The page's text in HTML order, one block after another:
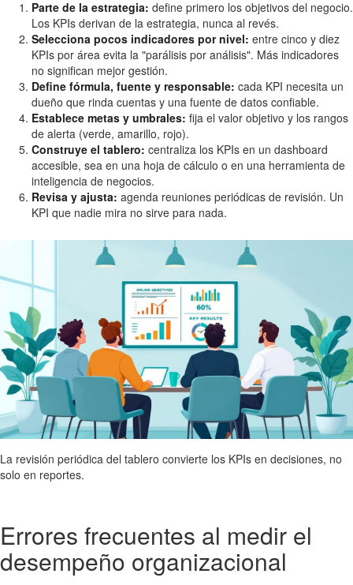
Parte de la estrategia: define primero los objetivos del negocio.
Los KPIs derivan de la estrategia, nunca al revés.
Selecciona pocos indicadores por nivel: entre cinco y diez
KPIs por área evita la "parálisis por análisis". Más indicadores
no significan mejor gestión.
Define fórmula, fuente y responsable: cada KPI necesita un
dueño que rinda cuentas y una fuente de datos confiable.
Establece metas y umbrales: fija el valor objetivo y los rangos
de alerta (verde, amarillo, rojo).
Construye el tablero: centraliza los KPIs en un dashboard
accesible, sea en una hoja de cálculo o en una herramienta de
inteligencia de negocios.
Revisa y ajusta: agenda reuniones periódicas de revisión. Un
KPI que nadie mira no sirve para nada.
La revisión periódica del tablero convierte los KPIs en decisiones, no
solo en reportes.
Errores frecuentes al medir el
desempeño organizacional